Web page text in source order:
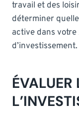
travail et des
déterminer
active dans
d’investissement.
ÉVALUER